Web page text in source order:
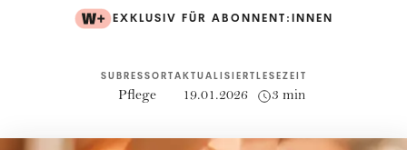
EXKLUSIV FÜR ABONNENT:INNEN
SUBRESSORT
Pflege
AKTUALISIERT
19.01.2026
LESEZEIT
3 min